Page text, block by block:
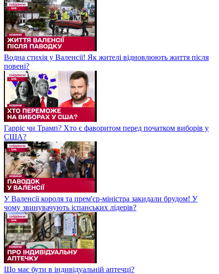
Водна стихія у Валенсії! Як жителі відновлюють життя після
повені?
Гарріс чи Трамп? Хто є фаворитом перед початком виборів у
США?
У Валенсії короля та прем'єр-міністра закидали брудом! У
чому звинувачують іспанських лідерів?
Що має бути в індивідуальній аптечці?